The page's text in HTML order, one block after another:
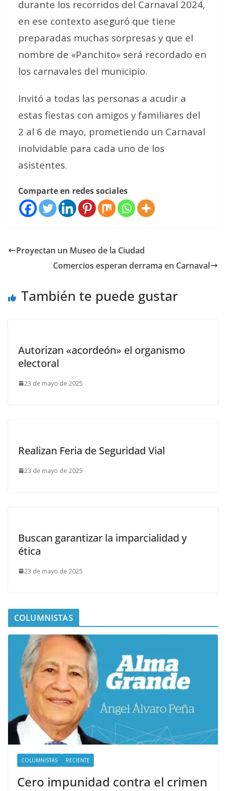
durante los recorridos del Carnaval 2024,
en ese contexto aseguró que tiene
preparadas muchas sorpresas y que el
nombre de «Panchito» será recordado en
los carnavales del municipio.
Invitó a todas las personas a acudir a
estas fiestas con amigos y familiares del
2 al 6 de mayo, prometiendo un Carnaval
inolvidable para cada uno de los
asistentes.
Comparte en redes sociales
Proyectan un Museo de la Ciudad
Comercios esperan derrama en Carnaval
También te puede gustar
Autorizan «acordeón» el organismo
electoral
23 de mayo de 2025
Realizan Feria de Seguridad Vial
23 de mayo de 2025
Buscan garantizar la imparcialidad y
ética
23 de mayo de 2025
COLUMNISTAS
COLUMNISTAS RECIENTE
Cero impunidad contra el crimen